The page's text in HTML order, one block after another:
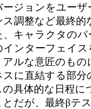
ージョンをユー
ス調整など最終
、キャラクタの
インターフェイ
アルな意匠のも
スに直結する部
具体的な日程
だが、最終βテ